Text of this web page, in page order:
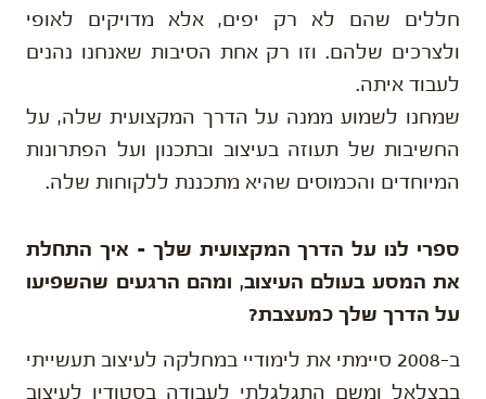
חללים שהם לא רק יפים, אלא מדויקים לאופי
ולצרכים שלהם. וזו רק אחת הסיבות שאנחנו נהנים
לעבוד איתה.
שמחנו לשמוע ממנה על הדרך המקצועית שלה, על
החשיבות של תעוזה בעיצוב ובתכנון ועל הפתרונות
המיוחדים והכמוסים שהיא מתכננת ללקוחות שלה.
ספרי לנו על הדרך המקצועית שלך – איך התחלת
את המסע בעולם העיצוב, ומהם הרגעים שהשפיעו
על הדרך שלך כמעצבת?
ב-2008 סיימתי את לימודיי במחלקה לעיצוב תעשייתי
בבצלאל ומשם התגלגלתי לעבודה בסטודיו לעיצוב